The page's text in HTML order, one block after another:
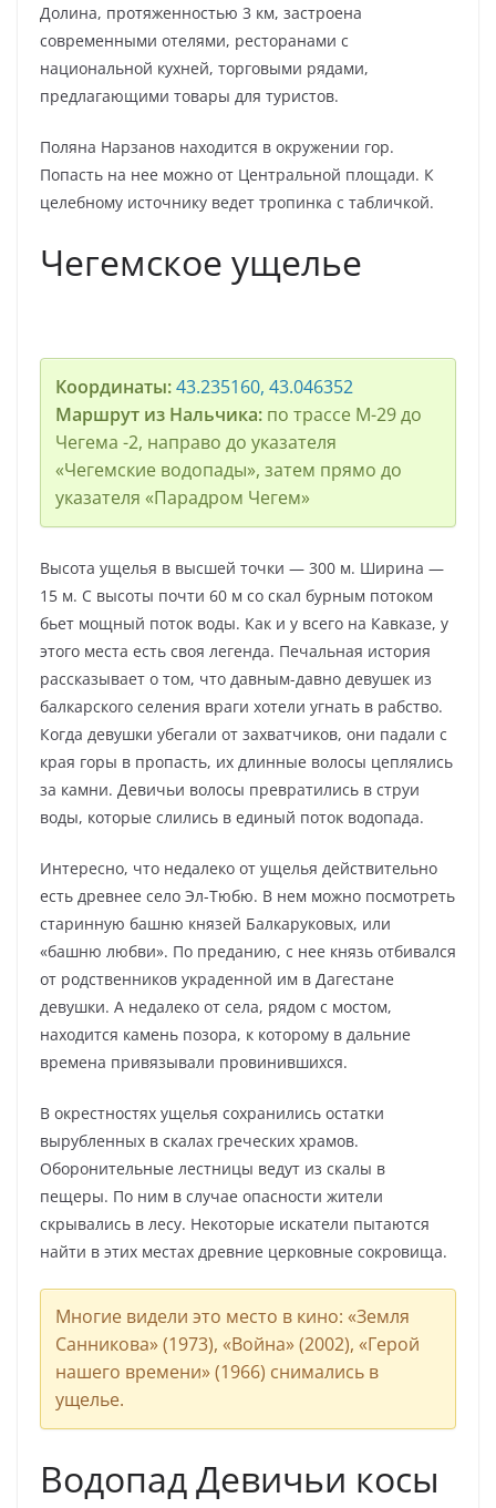
Долина, протяженностью 3 км, застроена
современными отелями, ресторанами с
национальной кухней, торговыми рядами,
предлагающими товары для туристов.
Поляна Нарзанов находится в окружении гор.
Попасть на нее можно от Центральной площади. К
целебному источнику ведет тропинка с табличкой.
Чегемское ущелье
Координаты:43.235160, 43.046352
Маршрут из Нальчика:по трассе М-29 до
Чегема -2, направо до указателя
«Чегемские водопады», затем прямо до
указателя «Парадром Чегем»
Высота ущелья в высшей точки — 300 м. Ширина —
15 м. С высоты почти 60 м со скал бурным потоком
бьет мощный поток воды. Как и у всего на Кавказе, у
этого места есть своя легенда. Печальная история
рассказывает о том, что давным-давно девушек из
балкарского селения враги хотели угнать в рабство.
Когда девушки убегали от захватчиков, они падали с
края горы в пропасть, их длинные волосы цеплялись
за камни. Девичьи волосы превратились в струи
воды, которые слились в единый поток водопада.
Интересно, что недалеко от ущелья действительно
есть древнее село Эл-Тюбю. В нем можно посмотреть
старинную башню князей Балкаруковых, или
«башню любви». По преданию, с нее князь отбивался
от родственников украденной им в Дагестане
девушки. А недалеко от села, рядом с мостом,
находится камень позора, к которому в дальние
времена привязывали провинившихся.
В окрестностях ущелья сохранились остатки
вырубленных в скалах греческих храмов.
Оборонительные лестницы ведут из скалы в
пещеры. По ним в случае опасности жители
скрывались в лесу. Некоторые искатели пытаются
найти в этих местах древние церковные сокровища.
Многие видели это место в кино: «Земля
Санникова» (1973), «Война» (2002), «Герой
нашего времени» (1966) снимались в
ущелье.
Водопад Девичьи косы